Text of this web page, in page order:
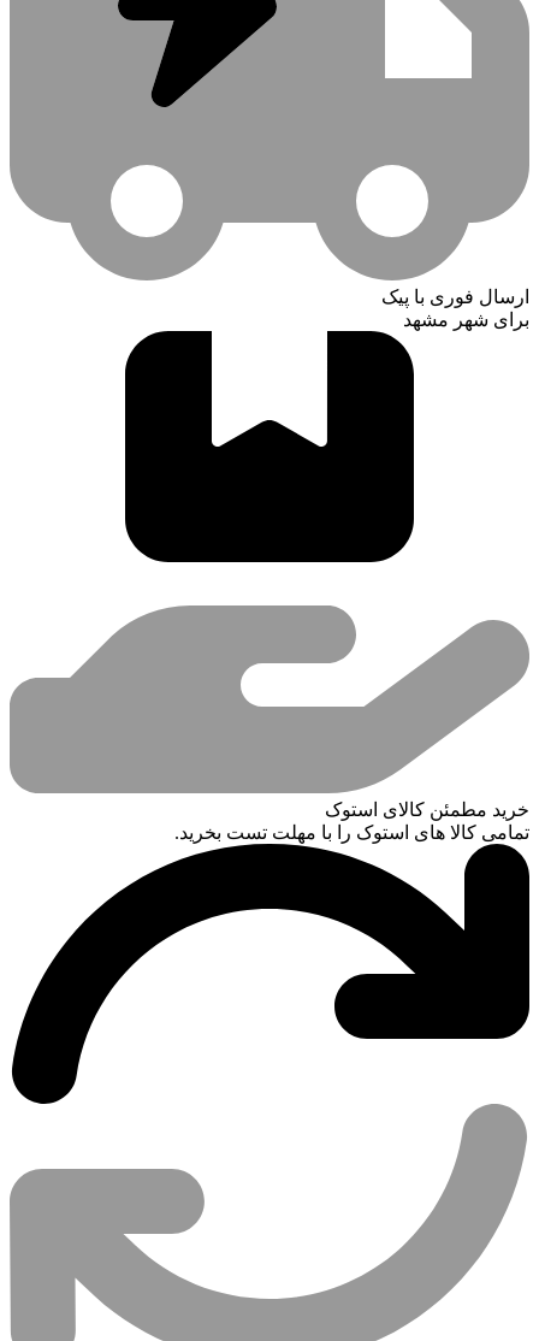
ارسال فوری با پیک
برای شهر مشهد
خرید مطمئن کالای استوک
تمامی کالا های استوک را با مهلت تست بخرید.